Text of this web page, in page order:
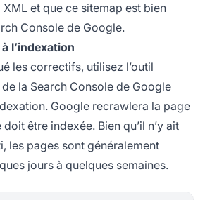
et que ce sitemap est bien
Console de Google.
l’indexation
les correctifs, utilisez l’outil
de la Search Console de Google
Google recrawlera la page
être indexée. Bien qu’il n’y ait
les pages sont généralement
jours à quelques semaines.